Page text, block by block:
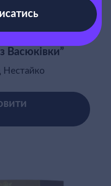
Васюківки”
Нестайко